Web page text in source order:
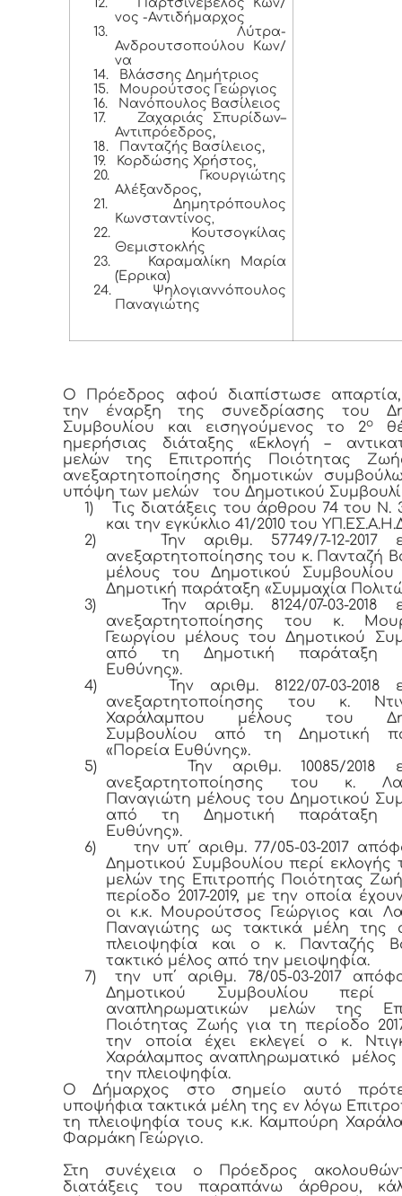
12.
Παρτσινέβελος Κων/
νος -Αντιδήμαρχος
13.
Λύτρα-
Ανδρουτσοπούλου Κων/
να
14.
Βλάσσης Δημήτριος
15.
Μουρούτσος Γεώργιος
16.
Νανόπουλος Βασίλειος
17.
Ζαχαριάς Σπυρίδων–
Αντιπρόεδρος,
18.
Πανταζής Βασίλειος,
19.
Κορδώσης Χρήστος,
20.
Γκουργιώτης
Αλέξανδρος,
21.
Δημητρόπουλος
Κωνσταντίνος,
22.
Κουτσογκίλας
Θεμιστοκλής
23.
Καραμαλίκη Μαρία
(Έρρικα)
24.
Ψηλογιαννόπουλος
Παναγιώτης
Ο Πρόεδρος αφού διαπίστωσε
την έναρξη της συνεδρίασης του
Συμβουλίου και εισηγούμενος το 2ο
ημερήσιας διάταξης «Εκλογή –
μελών της Επιτροπής Ποιότητας
ανεξαρτητοποίησης δημοτικών
υπόψη των μελών του Δημοτικού
1)
Τις διατάξεις του άρθρου 74 του Ν.
και την εγκύκλιο 41/2010 του
2)
Την αριθμ. 57749/7-12-2017
ανεξαρτητοποίησης του κ. Πανταζή
μέλους του Δημοτικού
Δημοτική παράταξη «Συμμαχία
3)
Την αριθμ. 8124/07-03-2018
ανεξαρτητοποίησης του κ.
Γεωργίου μέλους του Δημοτικού
από τη Δημοτική παράταξη
Ευθύνης».
4)
Την αριθμ. 8122/07-03-2018
ανεξαρτητοποίησης του κ.
Χαράλαμπου μέλους του
Συμβουλίου από τη Δημοτική
«Πορεία Ευθύνης».
5)
Την αριθμ. 10085/2018
ανεξαρτητοποίησης του κ.
Παναγιώτη μέλους του Δημοτικού
από τη Δημοτική παράταξη
Ευθύνης».
6)
την υπ΄ αριθμ. 77/05-03-2017
Δημοτικού Συμβουλίου περί εκλογής
μελών της Επιτροπής Ποιότητας
περίοδο 2017-2019, με την οποία
οι κ.κ. Μουρούτσος Γεώργιος και
Παναγιώτης ως τακτικά μέλη της
πλειοψηφία και ο κ. Πανταζής
τακτικό μέλος από την μειοψηφία.
7)
την υπ΄ αριθμ. 78/05-03-2017
Δημοτικού Συμβουλίου περί
αναπληρωματικών μελών της
Ποιότητας Ζωής για τη περίοδο
την οποία έχει εκλεγεί ο κ.
Χαράλαμπος αναπληρωματικό
την πλειοψηφία.
Ο Δήμαρχος στο σημείο αυτό
υποψήφια τακτικά μέλη της εν λόγω
τη πλειοψηφία τους κ.κ. Καμπούρη
Φαρμάκη Γεώργιο.
Στη συνέχεια ο Πρόεδρος
διατάξεις του παραπάνω άρθρου,